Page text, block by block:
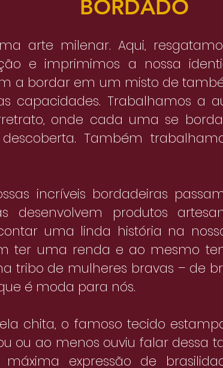
BORDADO
arte milenar. Aqui,
e imprimimos a nossa
a bordar em um misto de
capacidades. Trabalhamos a
onde cada uma se
Também
incríveis bordadeiras
desenvolvem produtos
uma linda história na
ter uma renda e ao mesmo
tribo de mulheres bravas – de
é moda para nós.
chita, o famoso tecido
ou ao menos ouviu falar dessa
expressão de